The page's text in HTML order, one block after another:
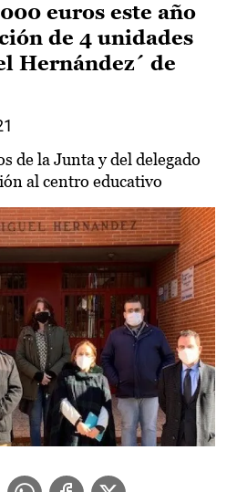
euros este año
de 4 unidades
Hernández´ de
de la Junta y del delegado
al centro educativo